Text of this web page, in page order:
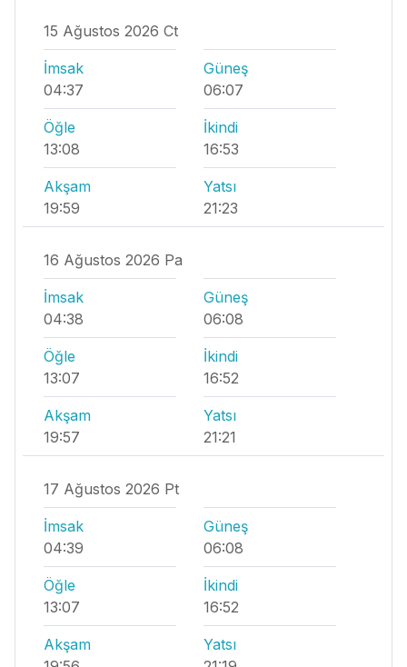
15 Ağustos 2026 Ct
İmsak
04:37
Güneş
06:07
Öğle
13:08
İkindi
16:53
Akşam
19:59
Yatsı
21:23
16 Ağustos 2026 Pa
İmsak
04:38
Güneş
06:08
Öğle
13:07
İkindi
16:52
Akşam
19:57
Yatsı
21:21
17 Ağustos 2026 Pt
İmsak
04:39
Güneş
06:08
Öğle
13:07
İkindi
16:52
Akşam
Yatsı